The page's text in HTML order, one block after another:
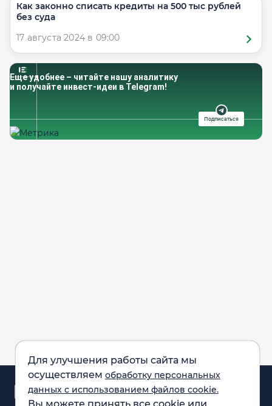
Для улучшения работы сайта мы
осуществляем обработку персональных
данных с использованием файлов cookie.
Как законно списать кредиты на 500 тыс рублей
без суда
17 августа 2024 в 09:00
Еще удобнее – читайте нашу аналитику
и получайте инвест-идеи в Telegram!
Подписаться
Аналитика и
новости